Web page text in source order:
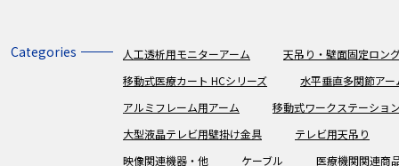
Categories 人工透析用モニターアーム
天吊り・壁面固定ロン
移動式医療カート HCシリーズ
水平垂直多関節アー
アルミフレーム用アーム
移動式ワークステーショ
大型液晶テレビ用壁掛け金具
テレビ用天吊り
映像関連機器・他
ケーブル 医療機関関連商